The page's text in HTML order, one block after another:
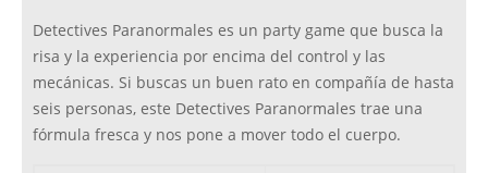
Detectives Paranormales es un party game que busca la
risa y la experiencia por encima del control y las
mecánicas. Si buscas un buen rato en compañía de hasta
seis personas, este Detectives Paranormales trae una
fórmula fresca y nos pone a mover todo el cuerpo.